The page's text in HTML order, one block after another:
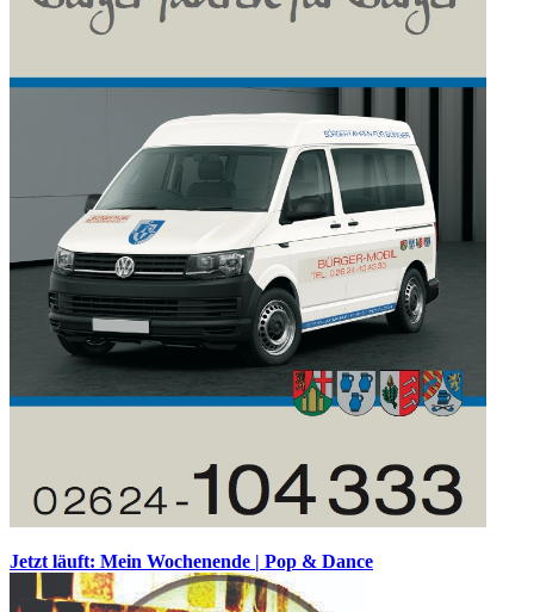
Jetzt läuft: Mein Wochenende | Pop & Dance